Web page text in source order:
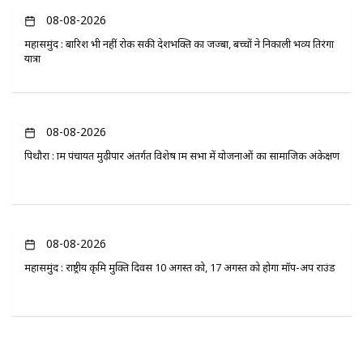
08-08-2026
महासमुंद : बारिश भी नहीं रोक सकी देशभक्ति का जज्बा, बच्चों ने निकाली भव्य तिरंगा
यात्रा
08-08-2026
पिथौरा : ग्राम पंचायत मुढ़ीपार अंतर्गत विशेष ग्राम सभा में योजनाओं का सामाजिक अंकेक्षण
08-08-2026
महासमुंद : राष्ट्रीय कृमि मुक्ति दिवस 10 अगस्त को, 17 अगस्त को होगा मॉप-अप राउंड